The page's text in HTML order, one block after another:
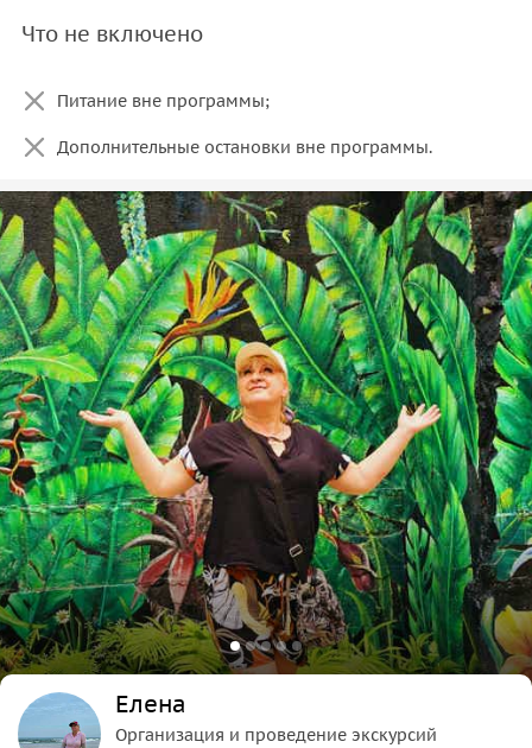
Жилеты и маски.
Что не включено
Питание вне программы;
Дополнительные остановки вне программы.
Елена
Организация и проведение экскурсий